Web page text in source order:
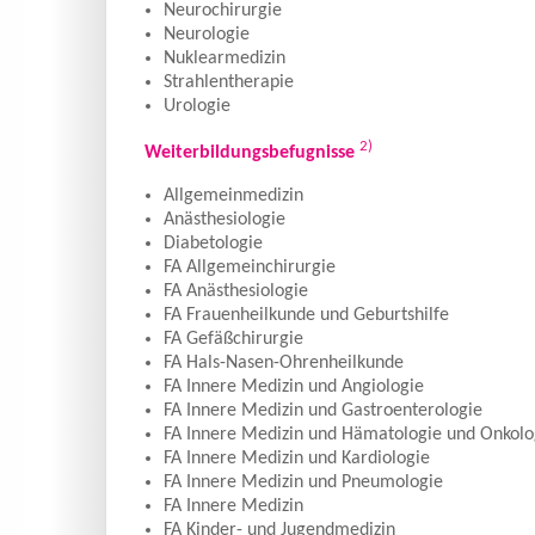
Neurochirurgie
Neurologie
Nuklearmedizin
Strahlentherapie
Urologie
Weiterbildungsbefugnisse 2)
Allgemeinmedizin
Anästhesiologie
Diabetologie
FA Allgemeinchirurgie
FA Anästhesiologie
FA Frauenheilkunde und Geburtshilfe
FA Gefäßchirurgie
FA Hals-Nasen-Ohrenheilkunde
FA Innere Medizin und Angiologie
FA Innere Medizin und Gastroenterologie
FA Innere Medizin und Hämatologie und
FA Innere Medizin und Kardiologie
FA Innere Medizin und Pneumologie
FA Innere Medizin
FA Kinder- und Jugendmedizin